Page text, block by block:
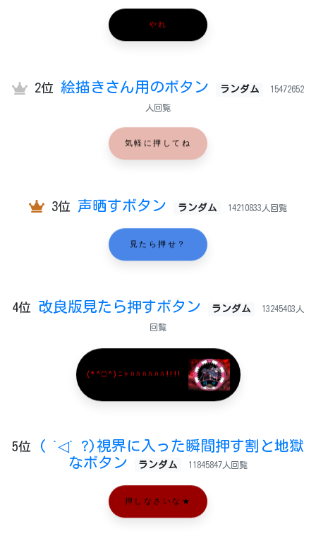
やれ
2位 絵描きさん用のボタン ランダム 15472652
人回覧
気軽に押してね
3位 声晒すボタン ランダム 14210833人回覧
見たら押せ？
4位 改良版見たら押すボタン ランダム 13245403人
回覧
(*^□^)ﾆｬﾊﾊﾊﾊﾊﾊ!!!!
5位
( ˙◁˙ ?)視界に入った瞬間押す割と地獄
なボタン
ランダム 11845847人回覧
押しなさいな★